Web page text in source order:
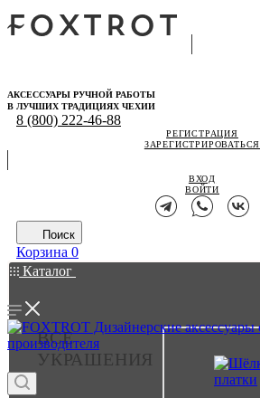
АКСЕССУАРЫ РУЧНОЙ РАБОТЫ
В ЛУЧШИХ ТРАДИЦИЯХ ЧЕХИИ
8 (800) 222-46-88
РЕГИСТРАЦИЯ
ЗАРЕГИСТРИРОВАТЬСЯ
ВХОД
ВОЙТИ
Поиск
Корзина 0
Каталог
ВСЕ
УКРАШЕНИЯ